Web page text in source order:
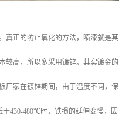
真正的防止氧化的方法，喷漆就是其
较高，所以多采用镀锌。其实镀金的
厂家在镀锌期间，由于温度不同，保
430-480℃时，铁损的延伸变慢，因